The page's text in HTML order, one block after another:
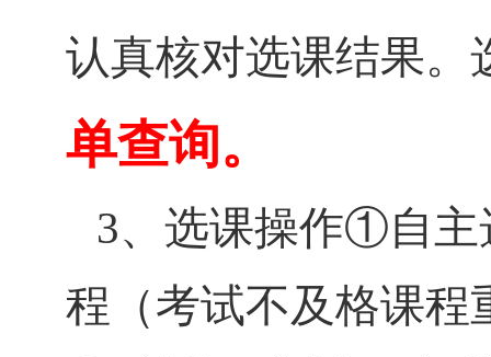
认真核对选课结果。
单查询。
3、选课操作①自
程（考试不及格课程